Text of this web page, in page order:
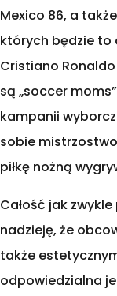
Mexico 86, a
których będzie to
Cristiano
są „soccer
kampanii
sobie
piłkę nożną
Całość jak
nadzieję, że
także
odpowiedzialna